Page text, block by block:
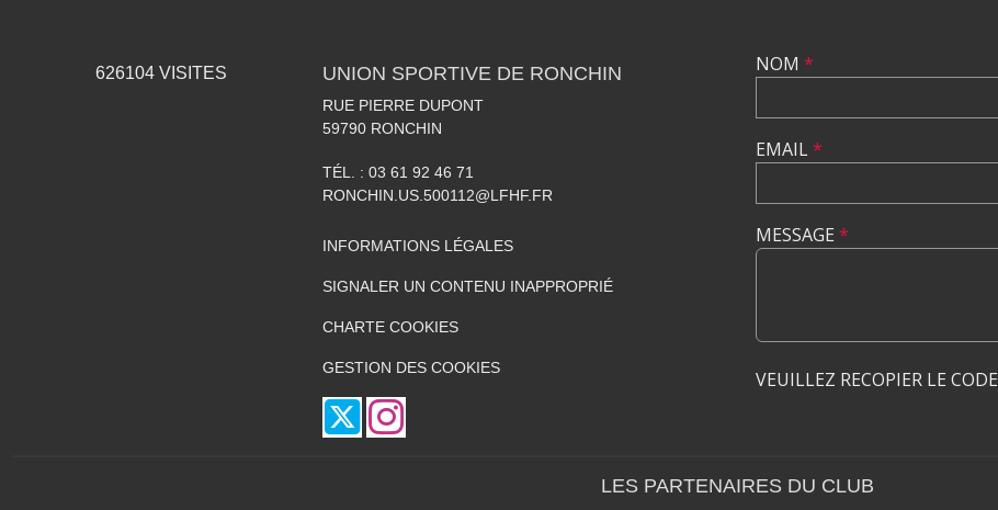
626104 VISITES UNION SPORTIVE DE RONCHIN
RUE PIERRE DUPONT
59790 RONCHIN
TÉL. : 03 61 92 46 71
RONCHIN.US.500112@LFHF.FR
INFORMATIONS LÉGALES
SIGNALER UN CONTENU INAPPROPRIÉ
CHARTE COOKIES
GESTION DES COOKIES
NOM *
EMAIL*
MESSAGE *
VEUILLEZ RECOPIER LE CODE
LES PARTENAIRES DU CLUB